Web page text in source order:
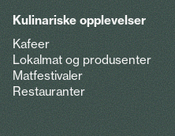
Kulinariske opplevelser
Kafeer
Lokalmat og produsenter
Matfestivaler
Restauranter